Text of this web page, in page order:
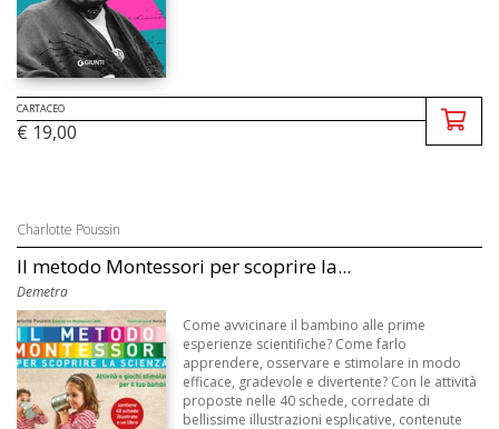
CARTACEO
€ 19,00
Charlotte Poussin
Il metodo Montessori per scoprire la...
Demetra
Come avvicinare il bambino alle prime
esperienze scientifiche? Come farlo
apprendere, osservare e stimolare in modo
efficace, gradevole e divertente? Con le attività
proposte nelle 40 schede, corredate di
bellissime illustrazioni esplicative, contenute